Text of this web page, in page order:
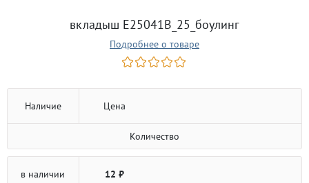
вкладыш E25041B_25_боулинг
Подробнее о товаре
Наличие Цена
Количество
в наличии 12 ₽